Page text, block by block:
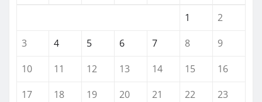
1
2
3
4 5 6 7 8
9
10
11 12 13 14 15
16
17
18 19 20 21 22
23